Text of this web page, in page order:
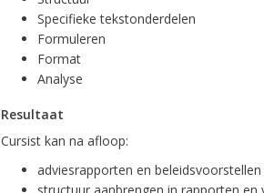
Specifieke tekstonderdelen
Formuleren
Format
Analyse
Resultaat
Cursist kan na afloop:
adviesrapporten en